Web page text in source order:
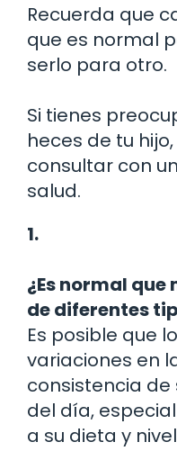
Recuerda que
que es normal
serlo para otro.
Si tienes
heces de tu
consultar con
salud.
1.
¿Es normal
de diferentes
Es posible que
variaciones en
consistencia de
del día,
a su dieta y